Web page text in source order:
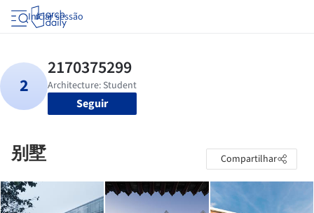
Iniciar sessão
Seguir
别墅 Compartilhar